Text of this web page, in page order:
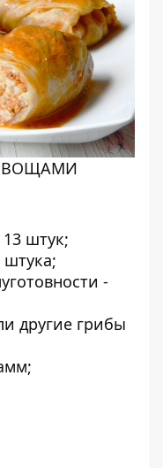
штук;
штука;
-
другие грибы